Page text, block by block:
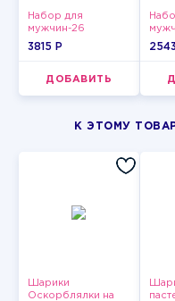
Набор для
мужчин-26
3815 P
ДОБАВИТЬ
К ЭТОМУ
Шарики
Оскорблялки на